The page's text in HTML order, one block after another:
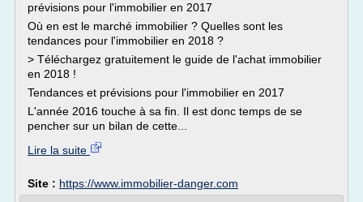
prévisions pour l'immobilier en 2017
Où en est le marché immobilier ? Quelles sont les
tendances pour l'immobilier en 2018 ?
> Téléchargez gratuitement le guide de l'achat immobilier
en 2018 !
Tendances et prévisions pour l'immobilier en 2017
L'année 2016 touche à sa fin. Il est donc temps de se
pencher sur un bilan de cette...
Lire la suite
Site : https://www.immobilier-danger.com